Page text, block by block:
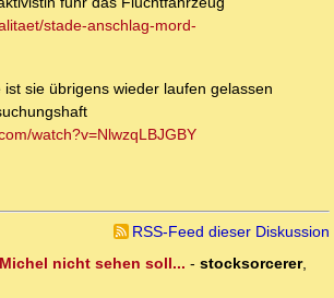
stade-anschlag-mord-
sie übrigens wieder laufen gelassen
watch?v=NlwzqLBJGBY
RSS-Feed dieser Diskussion
nicht sehen soll... - stocksorcerer,